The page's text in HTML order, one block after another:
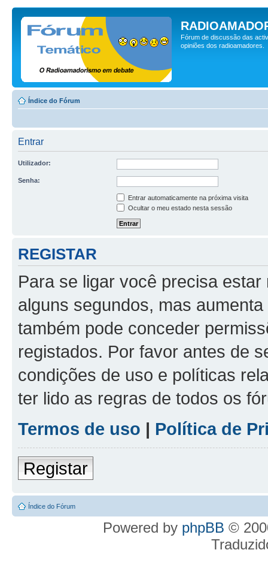
Fórum de discussão das
opiniões dos radioamadores.
Índice do Fórum
Entrar
Utilizador:
Senha:
Entrar automaticamente na próxima visita
Ocultar o meu estado nesta sessão
REGISTAR
Para se ligar você precisa
alguns segundos, mas
também pode conceder
registados. Por favor antes de
condições de uso e políticas
ter lido as regras de todos os
Termos de uso | Política de
Registar
Índice do Fórum
Powered by phpBB ©